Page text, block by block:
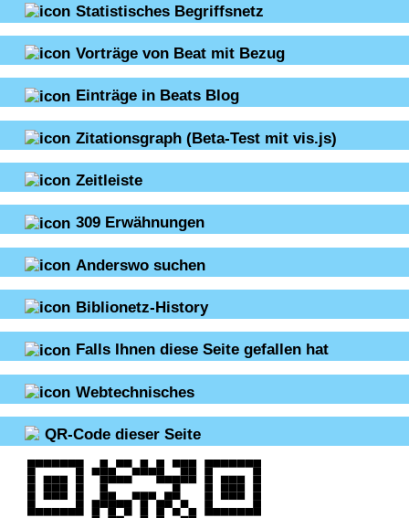
Statistisches Begriffsnetz
Vorträge von Beat mit Bezug
Einträge in Beats Blog
Zitationsgraph (Beta-Test mit vis.js)
Zeitleiste
309 Erwähnungen
Anderswo suchen
Biblionetz-History
Falls Ihnen diese Seite gefallen hat
Webtechnisches
QR-Code dieser Seite